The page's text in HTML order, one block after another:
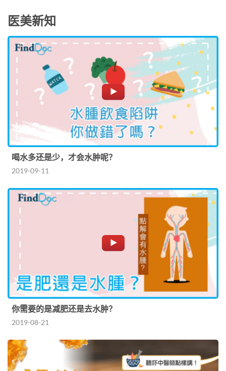
医美新知
喝水多还是少，才会水肿呢？
2019-09-11
你需要的是减肥还是去水肿？
2019-08-21